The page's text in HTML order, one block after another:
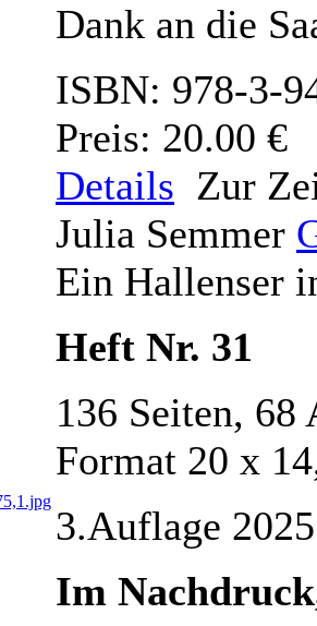
Dank an die
ISBN: 978-3-
Preis: 20.00 €
Details Zur
Julia Semmer
Ein Hallenser
Heft Nr. 31
136 Seiten,
Format 20 x
3.Auflage 2025
Im